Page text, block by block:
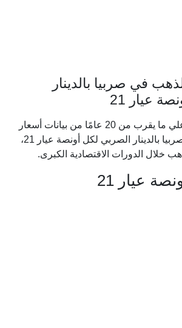
في صربيا بالدينار
عيار 21
يوضح المخطط التفاعلي ما يقرب من 20 عامًا من بيانات أسعار
الذهب التاريخية في صربيا بالدينار الصربي لكل أونصة عيار 21،
خلال الدورات الاقتصادية الكبرى.